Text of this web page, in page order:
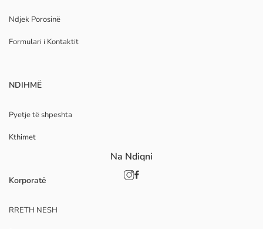
Ndjek Porosinë
Formulari i Kontaktit
NDIHMË
Pyetje të shpeshta
Kthimet
Korporatë
RRETH NESH
Na Ndiqni